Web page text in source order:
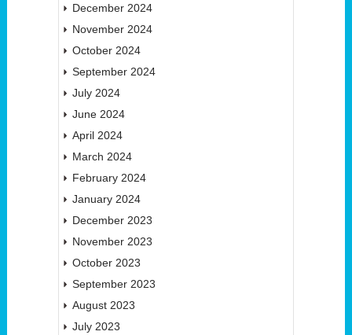
December 2024
November 2024
October 2024
September 2024
July 2024
June 2024
April 2024
March 2024
February 2024
January 2024
December 2023
November 2023
October 2023
September 2023
August 2023
July 2023